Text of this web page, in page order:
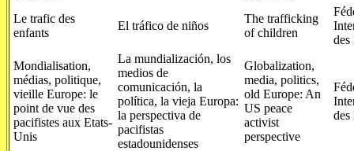
Le trafic des
enfants
El tráfico de niños
The trafficking
of children
des
Mondialisation,
médias, politique,
vieille Europe: le
point de vue des
pacifistes aux Etats-
Unis
La mundialización, los
medios de
comunicación, la
política, la vieja Europa:
la perspectiva de
pacifistas
estadounidenses
Globalization,
media, politics,
old Europe: An
US peace
activist
perspective
des